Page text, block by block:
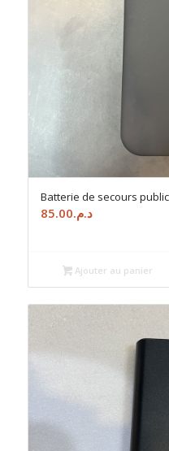
Batterie de secours
د.م.85.00
Ajouter au panier